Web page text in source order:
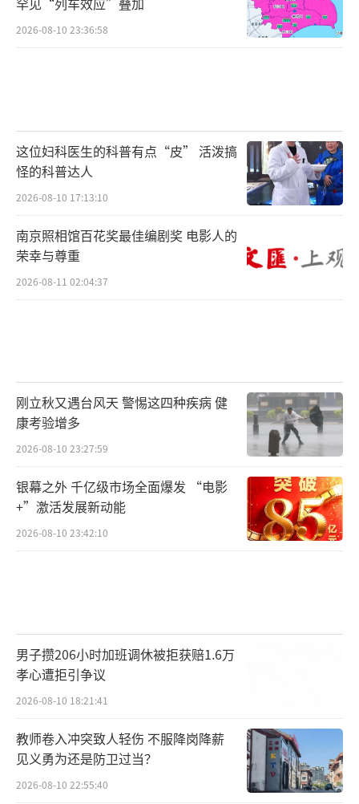
2026-08-10 23:36:58
这位妇科医生的科普有点“皮” 活泼搞
怪的科普达人
2026-08-10 17:13:10
南京照相馆百花奖最佳编剧奖 电影人的
荣幸与尊重
2026-08-11 02:04:37
刚立秋又遇台风天 警惕这四种疾病 健
康考验增多
2026-08-10 23:27:59
银幕之外 千亿级市场全面爆发 “电影
+”激活发展新动能
2026-08-10 23:42:10
男子攒206小时加班调休被拒获赔1.6万
孝心遭拒引争议
2026-08-10 18:21:41
教师卷入冲突致人轻伤 不服降岗降薪
见义勇为还是防卫过当？
2026-08-10 22:55:40